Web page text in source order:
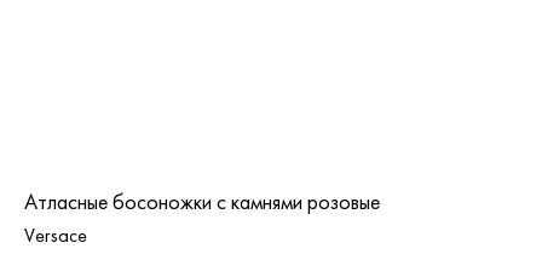
Атласные босоножки с камнями розовые
Versace